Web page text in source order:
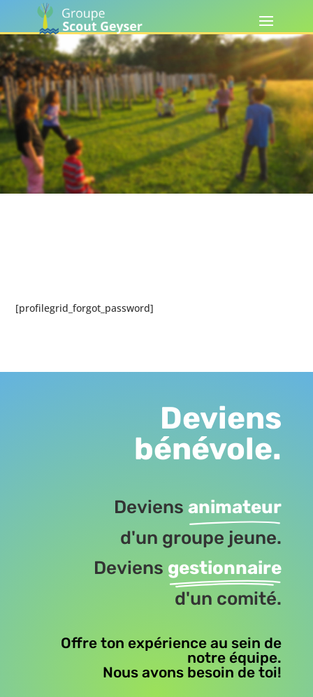
[profilegrid_forgot_password]
Deviens
bénévole.
Deviensanimateur
d'un groupe jeune.
Deviens gestionnaire
d'un comité.
Offre ton expérience au sein de
notre équipe.
Nous avons besoin de toi!